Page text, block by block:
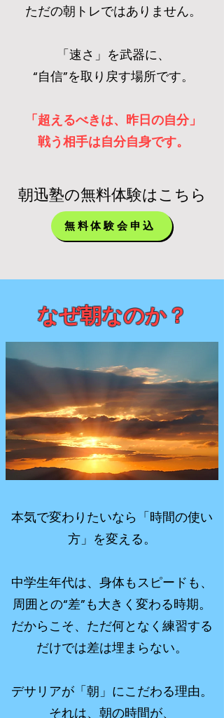
ただの朝トレではありません。
「速さ」を武器に、
“自信”を取り戻す場所です。
「超えるべきは、昨日の自分」
​戦う相手は自分自身です。
​朝迅塾の無料体験はこちら
無料体験会申込
​なぜ朝なのか？
本気で変わりたいなら「時間の使い
方」を変える。
中学生年代は、身体もスピードも、
周囲との“差”も大きく変わる時期。
だからこそ、ただ何となく練習する
だけでは差は埋まらない。
デサリアが「朝」にこだわる理由。
それは、朝の時間が、